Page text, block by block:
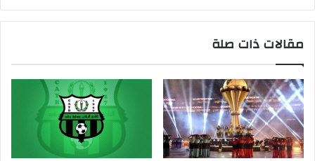
مقالات ذات صلة